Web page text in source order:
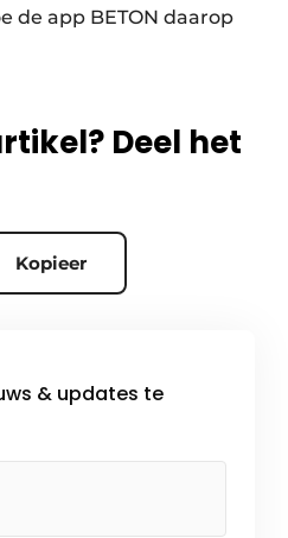
de app BETON daarop
Deel het
Kopieer
& updates te